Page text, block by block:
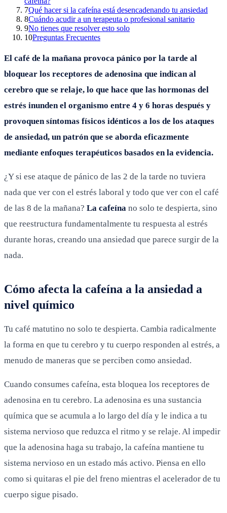
7Qué hacer si la cafeína está desencadenando tu ansiedad
8Cuándo acudir a un terapeuta o profesional sanitario
9No tienes que resolver esto solo
10Preguntas Frecuentes
El café de la mañana provoca pánico por la tarde al
bloquear los receptores de adenosina que indican al
cerebro que se relaje, lo que hace que las hormonas del
estrés inunden el organismo entre 4 y 6 horas después y
provoquen síntomas físicos idénticos a los de los ataques
de ansiedad, un patrón que se aborda eficazmente
mediante enfoques terapéuticos basados en la evidencia.
¿Y si ese ataque de pánico de las 2 de la tarde no tuviera
nada que ver con el estrés laboral y todo que ver con el café
de las 8 de la mañana? La cafeína no solo te despierta, sino
que reestructura fundamentalmente tu respuesta al estrés
durante horas, creando una ansiedad que parece surgir de la
nada.
Cómo afecta la cafeína a la ansiedad a
nivel químico
Tu café matutino no solo te despierta. Cambia radicalmente
la forma en que tu cerebro y tu cuerpo responden al estrés, a
menudo de maneras que se perciben como ansiedad.
Cuando consumes cafeína, esta bloquea los receptores de
adenosina en tu cerebro. La adenosina es una sustancia
química que se acumula a lo largo del día y le indica a tu
sistema nervioso que reduzca el ritmo y se relaje. Al impedir
que la adenosina haga su trabajo, la cafeína mantiene tu
sistema nervioso en un estado más activo. Piensa en ello
como si quitaras el pie del freno mientras el acelerador de tu
cuerpo sigue pisado.